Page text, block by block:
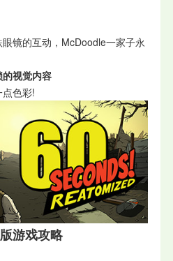
镜的互动，McDoodle一家子永
视觉内容
色彩!
游戏攻略